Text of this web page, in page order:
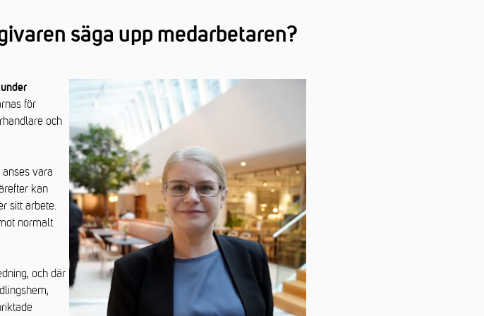
säga upp medarbetaren?
för
och
vara
kan
sitt arbete.
normalt
och där